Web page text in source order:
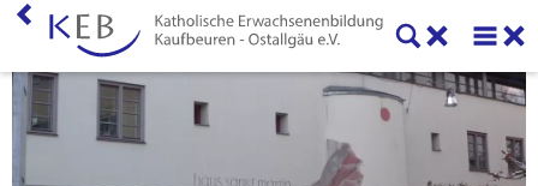
Home
KEB Kaufbeuren